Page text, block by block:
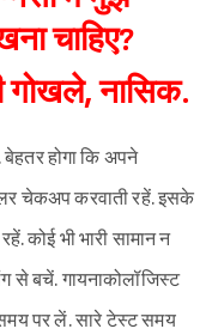
चाहिए?
नासिक.
होगा कि अपने
चेकअप करवाती रहें. इसके
कोई भी भारी सामान न
से बचें. गायनाकोलॉजिस्ट
पर लें. सारे टेस्ट समय